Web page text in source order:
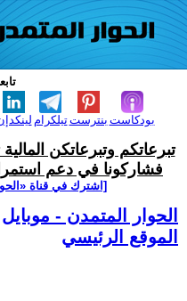
تيلكرامبنترست بودكاست
تبرعاتكم وتبرعاتكن
فشاركونا في دعم
[اشترك في قناة
الحوار المتمدن - موبايل
الموقع الرئيسي